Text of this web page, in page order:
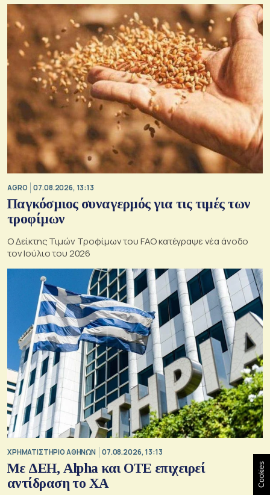
AGRO 07.08.2026, 13:13
Παγκόσμιος συναγερμός για τις τιμές των
τροφίμων
Ο Δείκτης Τιμών Τροφίμων του FAO κατέγραψε νέα άνοδο
τον Ιούλιο του 2026
XΡΗΜΑΤΙΣΤΗΡΙΟ ΑΘΗΝΩΝ 07.08.2026, 13:13
Με ΔΕΗ, Alpha και ΟΤΕ επιχειρεί
αντίδραση το ΧΑ
Cookies